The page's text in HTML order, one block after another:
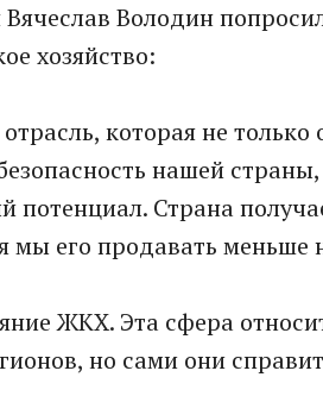
Володин
хозяйство:
которая не только
нашей
потенциал. Страна
мы его продавать меньше
ЖКХ. Эта сфера
но сами они